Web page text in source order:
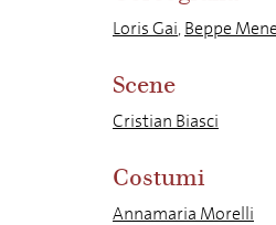
Loris Gai,Beppe
Scene
Cristian Biasci
Costumi
Annamaria Morelli